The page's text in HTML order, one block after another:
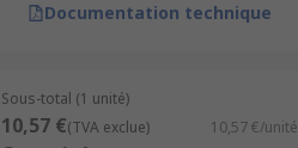
Documentation technique
Sous-total (1 unité)
10,57 €(TVA exclue) 10,57 €/unité